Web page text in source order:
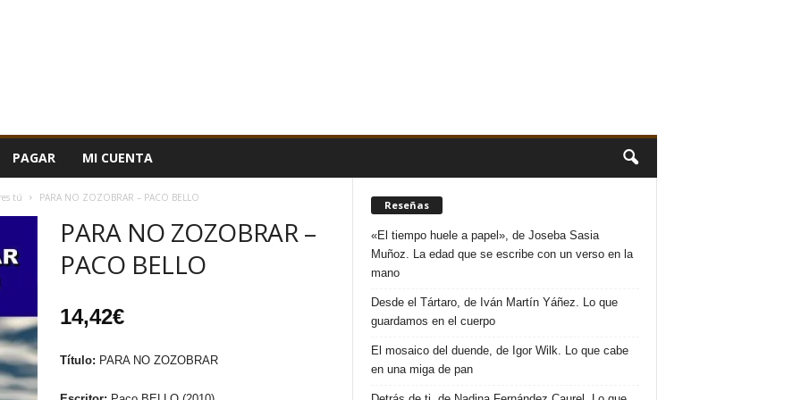
PAGAR MI CUENTA
tú PARA NO ZOZOBRAR – PACO BELLO
PARA NO ZOZOBRAR –
PACO BELLO
14,42€
Título: PARA NO ZOZOBRAR
Reseñas
«El tiempo huele a papel», de Joseba Sasia
Muñoz. La edad que se escribe con un verso en la
mano
Desde el Tártaro, de Iván Martín Yáñez. Lo que
guardamos en el cuerpo
El mosaico del duende, de Igor Wilk. Lo que cabe
en una miga de pan